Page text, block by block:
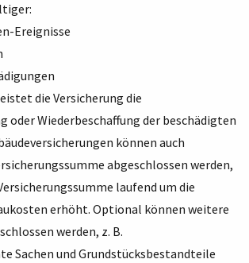
Ereignisse
die Versicherung die
oder Wiederbeschaffung der beschädigten
können auch
abgeschlossen werden,
laufend um die
erhöht. Optional können weitere
werden, z. B.
Sachen und Grundstücksbestandteile